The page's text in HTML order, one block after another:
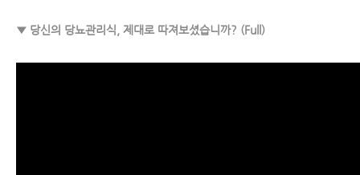
▼ 당신의 당뇨관리식, 제대로 따져보셨습니까? (Full)